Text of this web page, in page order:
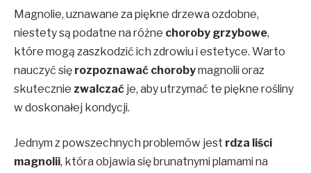
Magnolie, uznawane za piękne drzewa ozdobne,
niestety są podatne na różne choroby grzybowe,
które mogą zaszkodzić ich zdrowiu i estetyce. Warto
nauczyć się rozpoznawać chorobymagnolii oraz
skutecznie zwalczać je, aby utrzymać te piękne rośliny
w doskonałej kondycji.
Jednym z powszechnych problemów jest rdza liści
magnolii, która objawia się brunatnymi plamami na